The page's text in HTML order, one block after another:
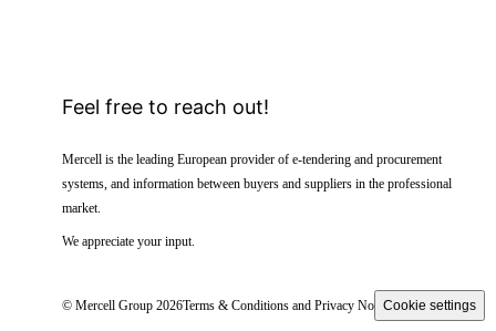
Feel free to reach out!
Mercell is the leading European provider of e-tendering and procurement
systems, and information between buyers and suppliers in the professional
market.
We appreciate your input.
© Mercell Group 2026Terms & Conditions and Privacy NoticeCookie settings